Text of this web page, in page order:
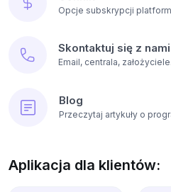
Opcje subskrypcji
Skontaktuj się z nami
Email, centrala,
Blog
Przeczytaj artykuły o
Aplikacja dla klientów: